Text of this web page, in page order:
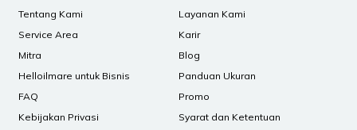
Tentang Kami
Layanan Kami
Service Area
Karir
Mitra
Blog
Helloilmare untuk Bisnis
Panduan Ukuran
FAQ
Promo
Kebijakan Privasi
Syarat dan Ketentuan